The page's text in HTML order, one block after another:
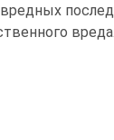
вреда.